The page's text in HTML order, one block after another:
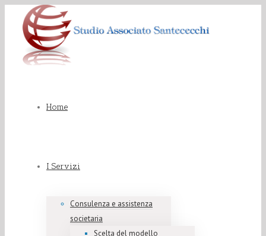
Home
I Servizi
Consulenza e assistenza
societaria
Scelta del modello